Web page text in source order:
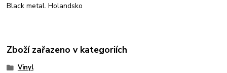
Black metal. Holandsko
Zboží zařazeno v kategoriích
Vinyl